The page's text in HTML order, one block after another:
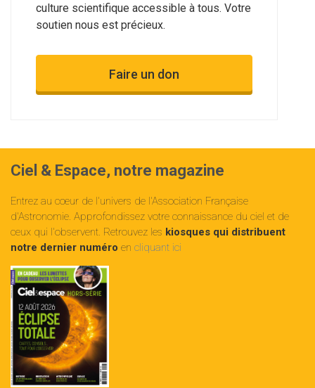
culture scientifique accessible à tous. Votre
soutien nous est précieux.
Faire un don
Ciel & Espace, notre magazine
Entrez au cœur de l'univers de l'Association Française
d'Astronomie. Approfondissez votre connaissance du ciel et de
ceux qui l'observent. Retrouvez les kiosques qui distribuent
notre dernier numéro en cliquant ici